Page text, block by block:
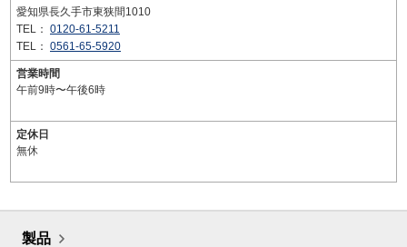
愛知県長久手市東狭間1010
TEL： 0120-61-5211
TEL： 0561-65-5920
営業時間
午前9時〜午後6時
定休日
無休
製品